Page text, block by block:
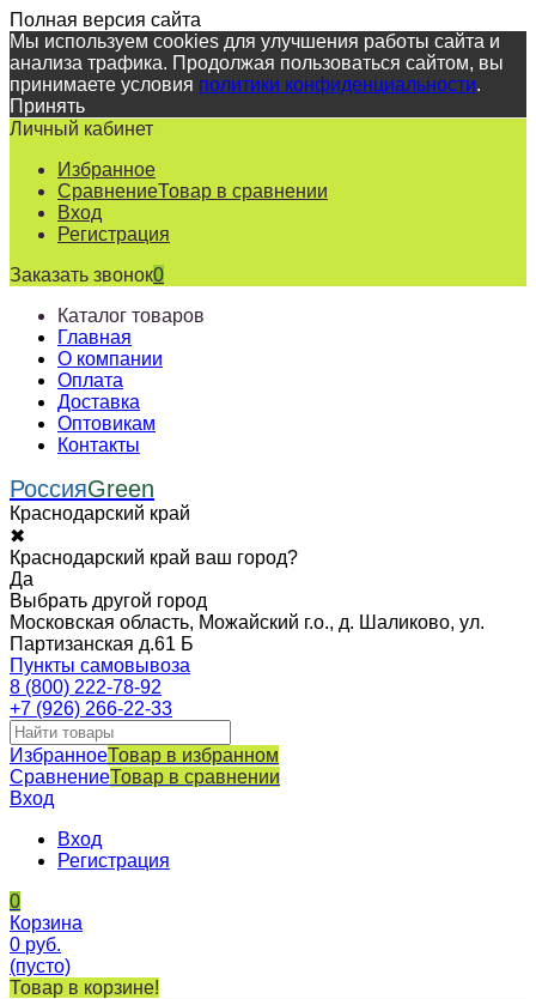
Полная версия сайта
Мы используем cookies для улучшения работы сайта и
анализа трафика. Продолжая пользоваться сайтом, вы
принимаете условия политики конфиденциальности.
Принять
Личный кабинет
Избранное
СравнениеТовар в сравнении
Вход
Регистрация
Заказать звонок0
Каталог товаров
Главная
О компании
Оплата
Доставка
Оптовикам
Контакты
РоссияGreen
Краснодарский край
✖
Краснодарский край ваш город?
Да
Выбрать другой город
Московская область, Можайский г.о., д. Шаликово, ул.
Партизанская д.61 Б
Пункты самовывоза
8 (800) 222-78-92
+7 (926) 266-22-33
ИзбранноеТовар в избранном
СравнениеТовар в сравнении
Вход
Вход
Регистрация
0
Корзина
0 руб.
(пусто)
Товар в корзине!